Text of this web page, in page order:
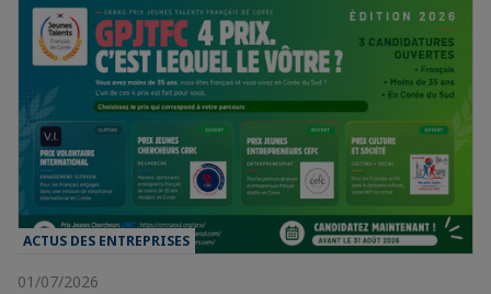
ACTUS DES ENTREPRISES
01/07/2026